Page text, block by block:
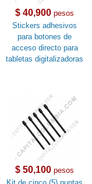
$ 40,900 pesos
Stickers adhesivos
para botones de
acceso directo para
tabletas digitalizadoras
$ 50,100 pesos